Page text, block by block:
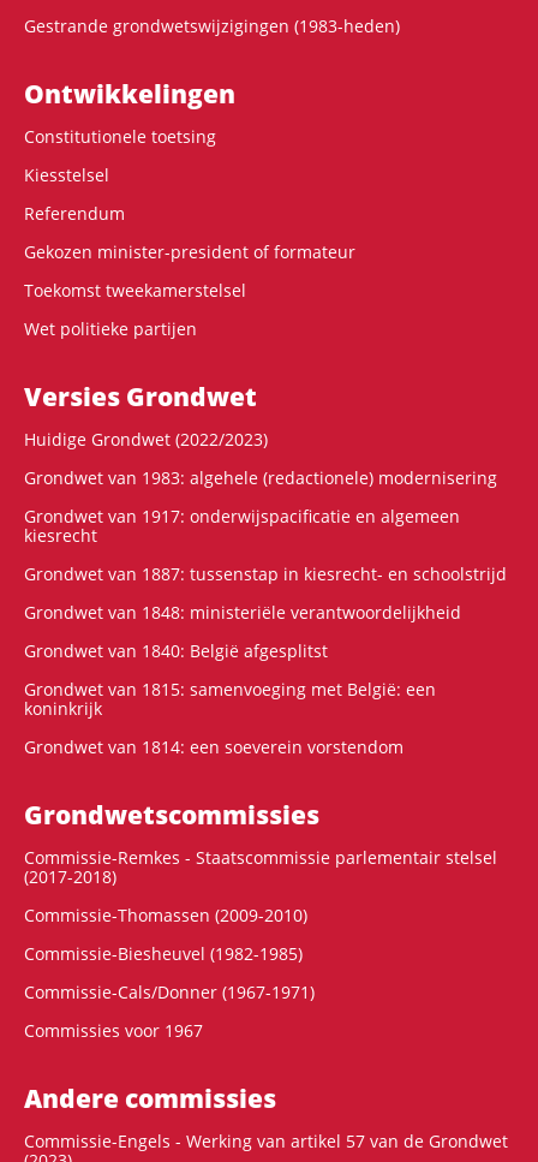
Gestrande grondwetswijzigingen (1983-heden)
Ontwikke­lingen
Constitutionele toetsing
Kiesstelsel
Referendum
Gekozen minister-president of formateur
Toekomst tweekamerstelsel
Wet politieke partijen
Versies Grondwet
Huidige Grondwet (2022/2023)
Grondwet van 1983: algehele (redactionele) modernisering
Grondwet van 1917: onderwijspacificatie en algemeen
kiesrecht
Grondwet van 1887: tussenstap in kiesrecht- en schoolstrijd
Grondwet van 1848: ministeriële verantwoordelijkheid
Grondwet van 1840: België afgesplitst
Grondwet van 1815: samenvoeging met België: een
koninkrijk
Grondwet van 1814: een soeverein vorstendom
Grondwets­commissies
Commissie-Remkes - Staatscommissie parlementair stelsel
(2017-2018)
Commissie-Thomassen (2009-2010)
Commissie-Biesheuvel (1982-1985)
Commissie-Cals/Donner (1967-1971)
Commissies voor 1967
Andere commissies
Commissie-Engels - Werking van artikel 57 van de Grondwet